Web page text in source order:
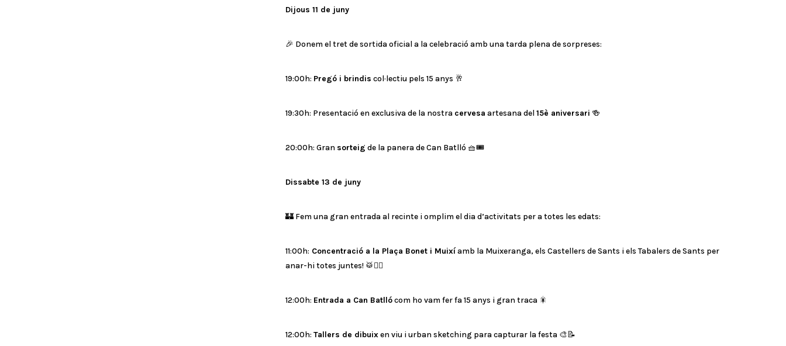
Dijous 11 de juny
🎉 Donem el tret de sortida oficial a la celebració amb una tarda plena de sorpreses:
19:00h: Pregó i brindis col·lectiu pels 15 anys 🥂
19:30h: Presentació en exclusiva de la nostra cervesa artesana del 15è aniversari 🍻
20:00h: Gran sorteig de la panera de Can Batlló 🧺🎟️
Dissabte 13 de juny
🏰 Fem una gran entrada al recinte i omplim el dia d’activitats per a totes les edats:
11:00h: Concentració a la Plaça Bonet i Muixíamb la Muixeranga, els Castellers de Sants i els Tabalers de Sants per
anar-hi totes juntes! 🥁🤸‍♀️
12:00h: Entrada a Can Batllócom ho vam fer fa 15 anys i gran traca 🎇
12:00h: Tallers de dibuixen viu i urban sketching para capturar la festa 🎨📝